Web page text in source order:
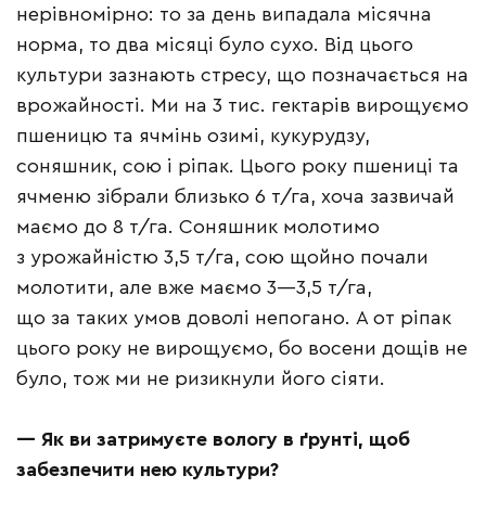
нерівномірно: то за день випадала місячна
норма, то два місяці було сухо. Від цього
культури зазнають стресу, що позначається на
врожайності. Ми на 3 тис. гектарів вирощуємо
пшеницю та ячмінь озимі, кукурудзу,
соняшник, сою і ріпак. Цього року пшениці та
ячменю зібрали близько 6 т/га, хоча зазвичай
маємо до 8 т/га. Соняшник молотимо
з урожайністю 3,5 т/га, сою щойно почали
молотити, але вже маємо 3—3,5 т/га,
що за таких умов доволі непогано. А от ріпак
цього року не вирощуємо, бо восени дощів не
було, тож ми не ризикнули його сіяти.
— Як ви затримуєте вологу в ґрунті, щоб
забезпечити нею культури?